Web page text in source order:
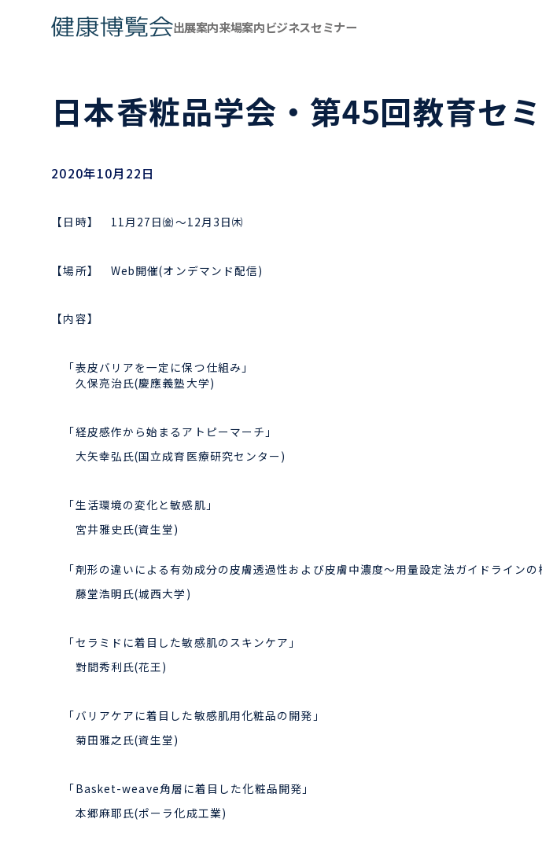
出展案内来場案内ビジネスセミナー
日本香粧品学会・第45回教育
2020年10月22日
【日時】 11月27日㈮～12月3日㈭
【場所】 Web開催(オンデマンド配信)
【内容】
「表皮バリアを一定に保つ仕組み」
久保亮治氏(慶應義塾大学)
「経皮感作から始まるアトピーマーチ」
大矢幸弘氏(国立成育医療研究センター)
「生活環境の変化と敏感肌」
宮井雅史氏(資生堂)
「剤形の違いによる有効成分の皮膚透過性および皮膚中濃度～用量設定法ガイドラインの
藤堂浩明氏(城西大学)
「セラミドに着目した敏感肌のスキンケア」
對間秀利氏(花王)
「バリアケアに着目した敏感肌用化粧品の開発」
菊田雅之氏(資生堂)
「Basket-weave角層に着目した化粧品開発」
本郷麻耶氏(ポーラ化成工業)